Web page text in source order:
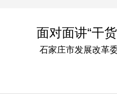
面对面讲“干
石家庄市发展改革